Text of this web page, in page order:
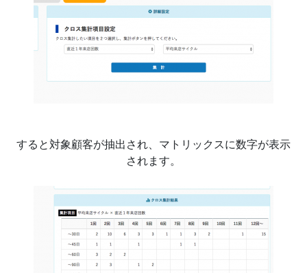
すると対象顧客が抽出され、マトリックスに数字が表示
されます。